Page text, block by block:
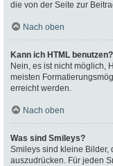
die von der Seite zur
Nach oben
Kann ich HTML benutzen?
Nein, es ist nicht möglich,
meisten
erreicht werden.
Nach oben
Was sind Smileys?
Smileys sind kleine Bilder,
auszudrücken. Für jeden